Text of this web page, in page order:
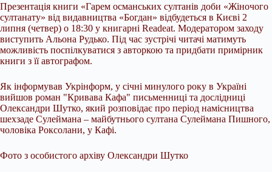
Презентація книги «Гарем османських султанів доби «Жіночого
султанату» від видавництва «Богдан» відбудеться в Києві 2
липня (четвер) о 18:30 у книгарні Readeat. Модератором заходу
виступить Альона Рудько. Під час зустрічі читачі матимуть
можливість поспілкуватися з авторкою та придбати примірник
книги з її автографом.
Як інформував Укрінформ, у січні минулого року в Україні
вийшов роман "Кривава Кафа" письменниці та дослідниці
Олександри Шутко, який розповідає про період намісництва
шехзаде Сулеймана – майбутнього султана Сулеймана Пишного,
чоловіка Роксолани, у Кафі.
Фото з особистого архіву Олександри Шутко